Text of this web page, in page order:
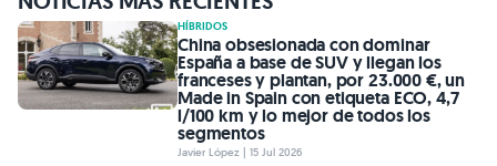
HÍBRIDOS
China obsesionada con dominar
España a base de SUV y llegan los
franceses y plantan, por 23.000 €, un
Made in Spain con etiqueta ECO, 4,7
l/100 km y lo mejor de todos los
segmentos
Javier López | 15 Jul 2026